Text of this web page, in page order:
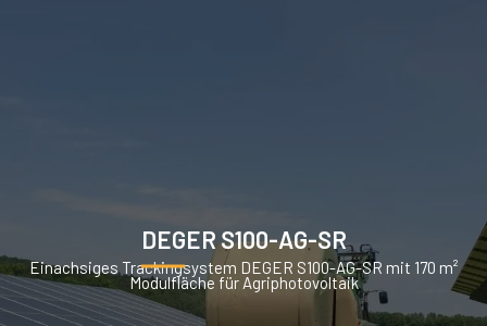
DEGER S100-AG-SR
Einachsiges Trackingsystem DEGER S100-AG-SR mit 170 m²
Modulfläche für Agriphotovoltaik